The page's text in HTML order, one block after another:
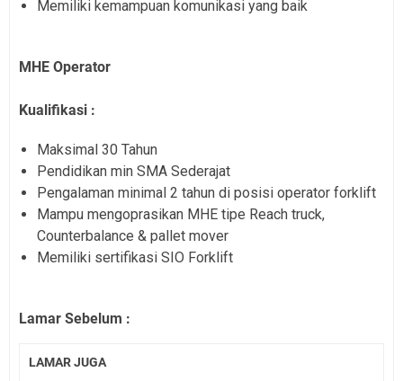
Memiliki kemampuan komunikasi yang baik
MHE Operator
Kualifikasi :
Maksimal 30 Tahun
Pendidikan min SMA Sederajat
Pengalaman minimal 2 tahun di posisi operator forklift
Mampu mengoprasikan MHE tipe Reach truck,
Counterbalance & pallet mover
Memiliki sertifikasi SIO Forklift
Lamar Sebelum :
LAMAR JUGA